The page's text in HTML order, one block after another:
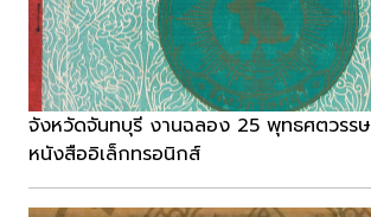
จังหวัดจันทบุรี งานฉลอง 25 พุทธศตวรรษ
หนังสืออิเล็กทรอนิกส์